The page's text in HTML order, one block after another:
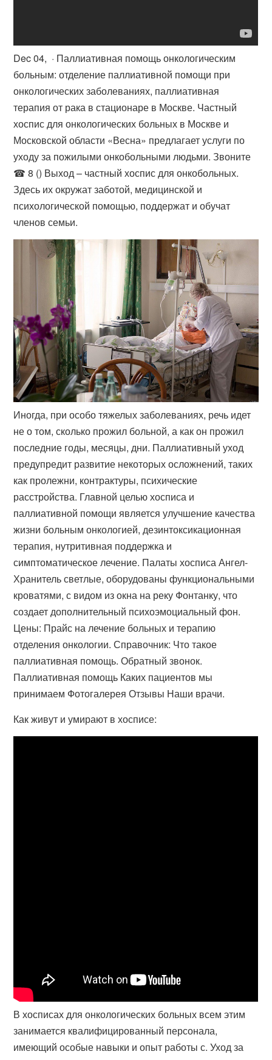
Dec 04, · Паллиативная помощь онкологическим
больным: отделение паллиативной помощи при
онкологических заболеваниях, паллиативная
терапия от рака в стационаре в Москве. Частный
хоспис для онкологических больных в Москве и
Московской области «Весна» предлагает услуги по
уходу за пожилыми онкобольными людьми. Звоните
☎ 8 () Выход – частный хоспис для онкобольных.
Здесь их окружат заботой, медицинской и
психологической помощью, поддержат и обучат
членов семьи.
Иногда, при особо тяжелых заболеваниях, речь идет
не о том, сколько прожил больной, а как он прожил
последние годы, месяцы, дни. Паллиативный уход
предупредит развитие некоторых осложнений, таких
как пролежни, контрактуры, психические
расстройства. Главной целью хосписа и
паллиативной помощи является улучшение качества
жизни больным онкологией, дезинтоксикационная
терапия, нутритивная поддержка и
симптоматическое лечение. Палаты хосписа Ангел-
Хранитель светлые, оборудованы функциональными
кроватями, с видом из окна на реку Фонтанку, что
создает дополнительный психоэмоциальный фон.
Цены: Прайс на лечение больных и терапию
отделения онкологии. Справочник: Что такое
паллиативная помощь. Обратный звонок.
Паллиативная помощь Каких пациентов мы
принимаем Фотогалерея Отзывы Наши врачи.
Как живут и умирают в хосписе:
В хосписах для онкологических больных всем этим
занимается квалифицированный персонала,
имеющий особые навыки и опыт работы с. Уход за